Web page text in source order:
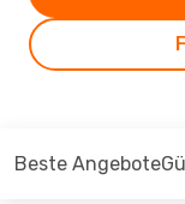
Beste Angebote